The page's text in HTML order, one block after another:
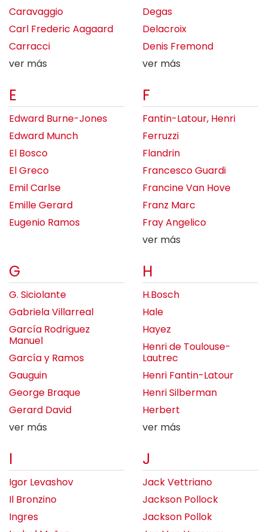
Caravaggio
Carl Frederic Aagaard
Carracci
ver más
Degas
Delacroix
Denis Fremond
ver más
E
Edward Burne-Jones
Edward Munch
El Bosco
El Greco
Emil Carlse
Emille Gerard
Eugenio Ramos
F
Fantin-Latour, Henri
Ferruzzi
Flandrin
Francesco Guardi
Francine Van Hove
Franz Marc
Fray Angelico
ver más
G
G. Siciolante
Gabriela Villarreal
García Rodriguez
Manuel
García y Ramos
Gauguin
George Braque
Gerard David
ver más
H
H.Bosch
Hale
Hayez
Henri de Toulouse-
Lautrec
Henri Fantin-Latour
Henri Silberman
Herbert
ver más
I
Igor Levashov
Il Bronzino
Ingres
J
Jack Vettriano
Jackson Pollock
Jackson Pollok